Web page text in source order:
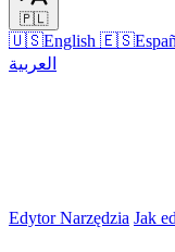
🇵🇱
🇺🇸English 🇪🇸
العربية
EdytorNarzędzia Jak